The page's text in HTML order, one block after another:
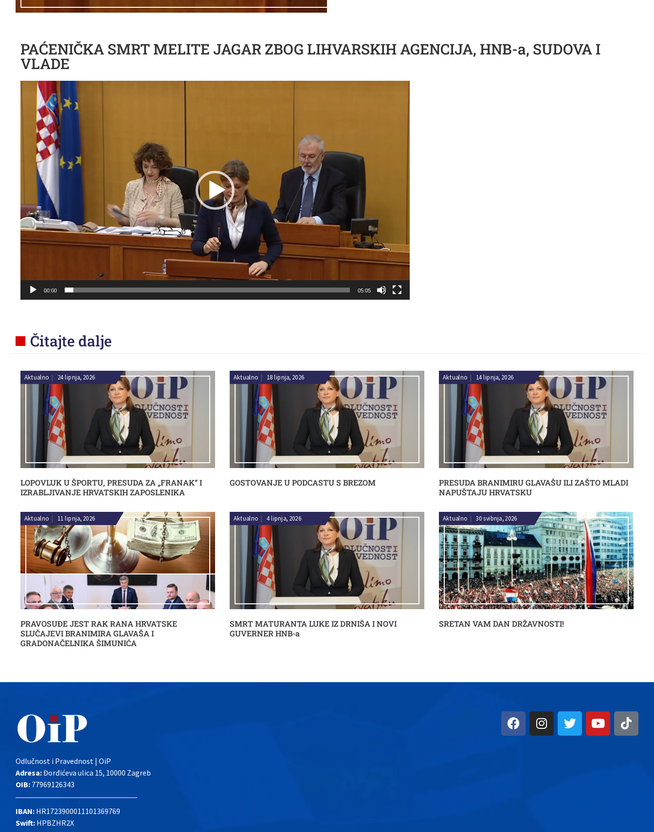
PAĆENIČKA SMRT MELITE JAGAR ZBOG LIHVARSKIH AGENCIJA, HNB-a, SUDOVA I
VLADE
Reproduktor
videozapisa
00:00 05:05
Čitajte dalje
LOPOVLUK U ŠPORTU, PRESUDA ZA „FRANAK“ I
IZRABLJIVANJE HRVATSKIH ZAPOSLENIKA
Aktualno | 24 lipnja, 2026
GOSTOVANJE U PODCASTU S BREZOM
Aktualno | 18 lipnja, 2026
PRESUDA BRANIMIRU GLAVAŠU ILI ZAŠTO MLADI
NAPUŠTAJU HRVATSKU
Aktualno | 14 lipnja, 2026
PRAVOSUĐE JEST RAK RANA HRVATSKE
SLUČAJEVI BRANIMIRA GLAVAŠA I
GRADONAČELNIKA ŠIMUNIĆA
Aktualno | 11 lipnja, 2026
SMRT MATURANTA LUKE IZ DRNIŠA I NOVI
GUVERNER HNB-a
Aktualno | 4 lipnja, 2026
SRETAN VAM DAN DRŽAVNOSTI!
Aktualno | 30 svibnja, 2026
Odlučnost i Pravednost | OiP
Adresa:Đorđićeva ulica 15, 10000 Zagreb
OIB: 77969126343
IBAN: HR1723900011101369769
Swift: HPBZHR2X